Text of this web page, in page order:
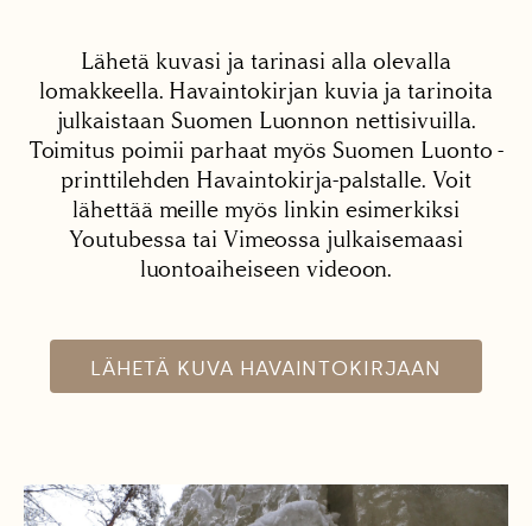
Lähetä kuvasi ja tarinasi alla olevalla
lomakkeella. Havaintokirjan kuvia ja tarinoita
julkaistaan Suomen Luonnon nettisivuilla.
Toimitus poimii parhaat myös Suomen Luonto -
printtilehden Havaintokirja-palstalle. Voit
lähettää meille myös linkin esimerkiksi
Youtubessa tai Vimeossa julkaisemaasi
luontoaiheiseen videoon.
LÄHETÄ KUVA HAVAINTOKIRJAAN